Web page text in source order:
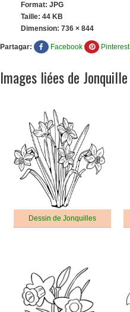
Format: JPG
Taille: 44 KB
Dimension: 736 × 844
Partagar: Facebook Pinterest
Images liées de Jonquille
Dessin de Jonquilles